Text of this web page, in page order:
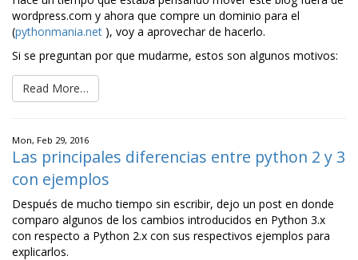
wordpress.com y ahora que compre un dominio para el
(pythonmania.net ), voy a aprovechar de hacerlo.
Si se preguntan por que mudarme, estos son algunos motivos:
Read More…
Mon, Feb 29, 2016
Las principales diferencias entre python 2 y 3
con ejemplos
Después de mucho tiempo sin escribir, dejo un post en donde
comparo algunos de los cambios introducidos en Python 3.x
con respecto a Python 2.x con sus respectivos ejemplos para
explicarlos.